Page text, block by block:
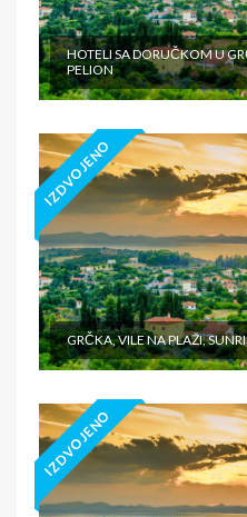
HOTELI SA DORUČKOM U
PELION
IZDVOJENO
GRČKA, VILE NA PLAŽI,
IZDVOJENO